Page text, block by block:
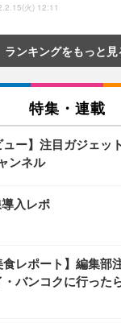
火) 12:11
ランキングをもっと見
特集・連載
ュー】注目ガジェ
ンネル
入レポ
食レポート】編集
バンコクに行った